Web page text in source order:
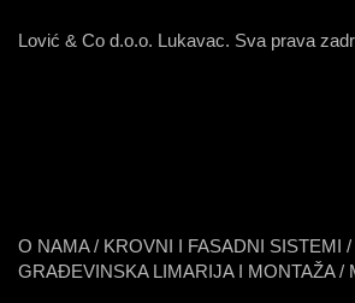
Lović & Co d.o.o. Lukavac. Sva prava
O NAMA/ KROVNI I FASADNI SISTEMI /
GRAĐEVINSKA LIMARIJA I MONTAŽA/